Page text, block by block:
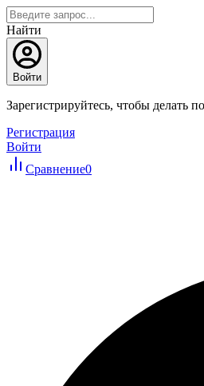
Найти
Войти
Зарегистрируйтесь, чтобы делать
Регистрация
Войти
Сравнение0